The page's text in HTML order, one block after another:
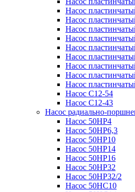
Насос
Насос
Насос
Насос
Насос
Насос
Насос
Насос
Насос
Насос С12-54
Насос С12-43
Насос радиально-
Насос 50НР4
Насос 50НР6,3
Насос 50НР10
Насос 50НР14
Насос 50НР16
Насос 50НР32
Насос 50НР32/2
Насос 50НС10